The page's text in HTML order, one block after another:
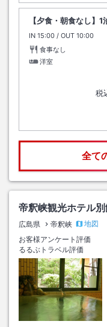
【夕食・朝食なし
IN チェックイン
15:00 / OUT チェック
10:00
食事なし
洋室
税
全て
帝釈峡観光ホテル
広島県 帝釈峡
地図
お客様アンケート評価
るるぶトラベル評価